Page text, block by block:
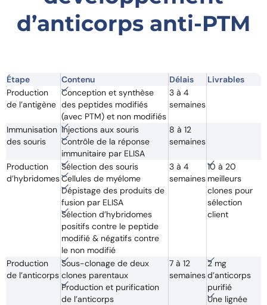
d’anticorps anti-PTM
Étape Contenu Délais
Livrables
Production
de l’antigène
Conception et synthèse
des peptides modifiés
(avec PTM) et non modifiés
3 à 4
semaines
Immunisation
des souris
Injections aux souris
Contrôle de la réponse
immunitaire par ELISA
8 à 12
semaines
Production
d’hybridomes
Sélection des souris
Cellules de myélome
Dépistage des produits de
fusion par ELISA
Sélection d’hybridomes
positifs contre le peptide
modifié & négatifs contre
le non modifié
3 à 4
semaines
10 à 20
meilleurs
clones pour
sélection
client
Production
de l’anticorps
Sous-clonage de deux
clones parentaux
Production et purification
de l’anticorps
7 à 12
semaines
2 mg
d’anticorps
purifié
Une lignée